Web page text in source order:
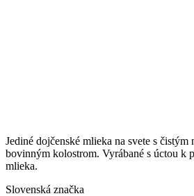
Jediné dojčenské mlieka na svete s čistým
bovinným kolostrom. Vyrábané s úctou k
mlieka.
Slovenská značka